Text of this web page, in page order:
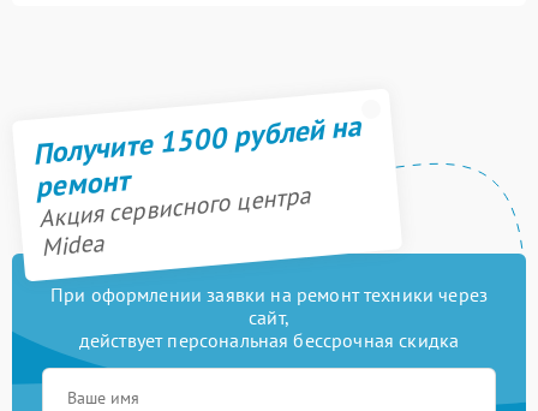
Получите 1500 рублей на
ремонт
Акция сервисного центра
Midea
При оформлении заявки на ремонт техники через
сайт,
действует персональная бессрочная скидка